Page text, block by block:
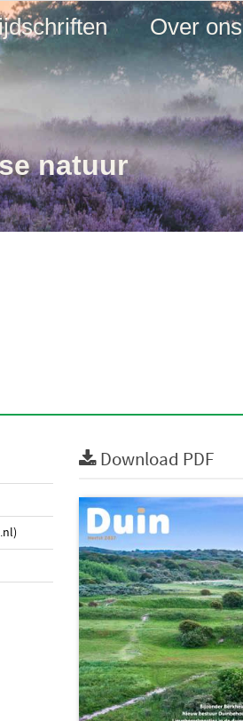
Over ons
natuur
Download PDF